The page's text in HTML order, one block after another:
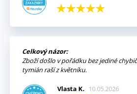
Celkový názor:
Zboží došlo v pořádku bez jediné
tymián raší z květníku.
Vlasta K. 10.05.2026